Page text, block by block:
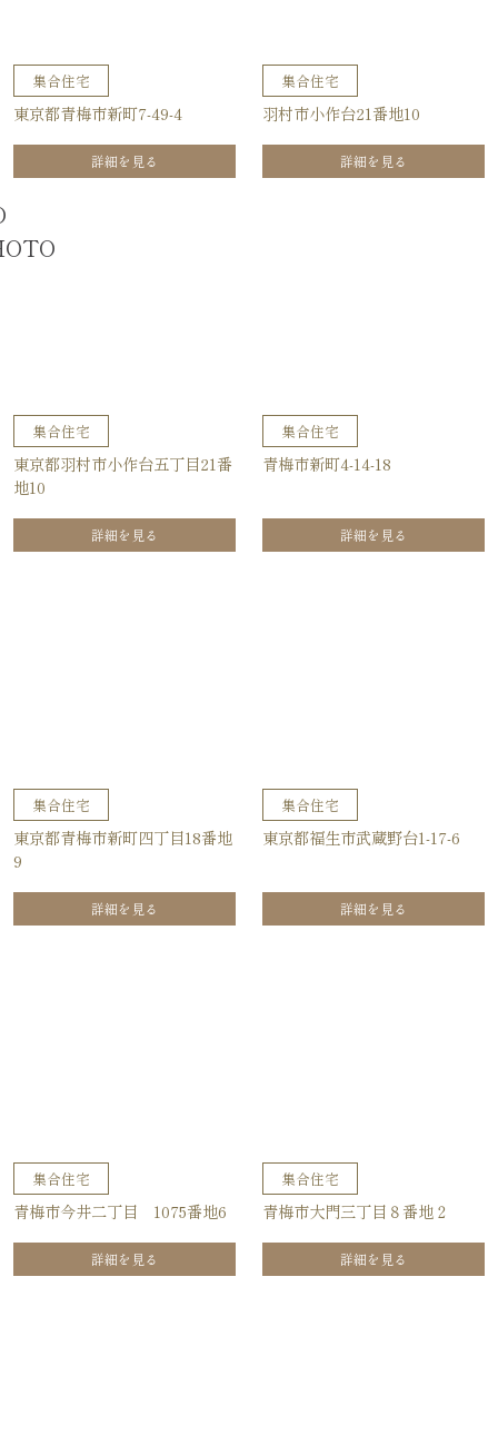
集合住宅
東京都青梅市新町7-49-4
詳細を見る
集合住宅
羽村市小作台21番地10
詳細を見る
集合住宅
東京都羽村市小作台五丁目21番
地10
詳細を見る
集合住宅
青梅市新町4-14-18
詳細を見る
集合住宅
東京都青梅市新町四丁目18番地
9
詳細を見る
集合住宅
東京都福生市武蔵野台1-17-6
詳細を見る
集合住宅
青梅市今井二丁目 1075番地6
詳細を見る
集合住宅
青梅市大門三丁目８番地２
詳細を見る